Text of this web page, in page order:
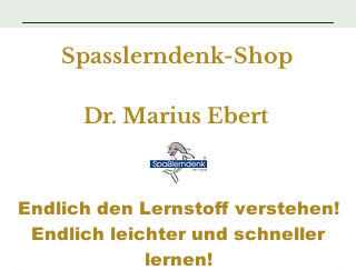
Spasslerndenk-Shop
Dr. Marius Ebert
Endlich den Lernstoff verstehen!
Endlich leichter und schneller
lernen!